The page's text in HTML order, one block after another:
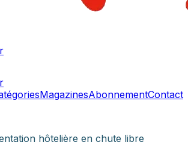
MagazinesAbonnementContact
hôtelière en chute libre